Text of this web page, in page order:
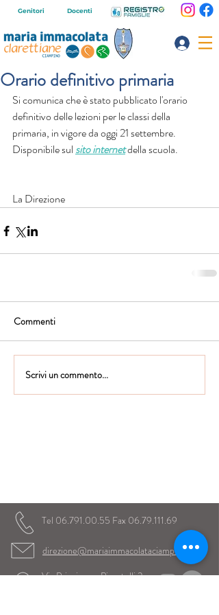
Genitori Docenti
Orario definitivo primaria
Si comunica che è stato pubblicato l'orario
definitivo delle lezioni per le classi della
primaria, in vigore da oggi 21 settembre.
Disponibile sul sito internet della scuola.
La Direzione
Commenti
Scrivi un commento...
Tel 06.791.00.55 Fax 06.79.111.69
direzione@mariaimmacolataciampino.it
Via Principessa Pignatelli 2